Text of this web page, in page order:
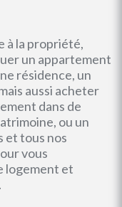
à la propriété,
un appartement
résidence, un
aussi acheter
dans de
ou un
et tous nos
vous
logement et